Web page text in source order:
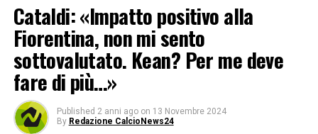
Cataldi: «Impatto positivo alla
Fiorentina, non mi sento
sottovalutato. Kean? Per me deve
fare di più…»
Published 2 anni ago on 13 Novembre 2024
By Redazione CalcioNews24